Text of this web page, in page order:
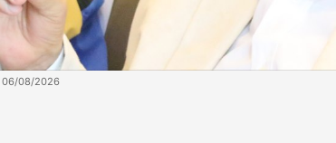
06/08/2026